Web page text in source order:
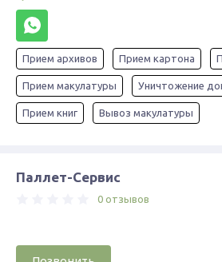
Прием архивов Прием картона
Прием макулатуры Уничтожение
Прием книг Вывоз макулатуры
Паллет-Сервис
0 отзывов